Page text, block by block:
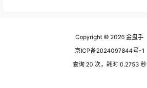
Copyright © 2026 金盘手
京ICP备2024097844号-1
查询 20 次，耗时 0.2753 秒